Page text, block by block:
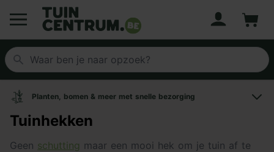
Logo Tuincentrum.be
Planten, bomen & meer met snelle bezorging
Tuinhekken
Geen schutting maar een mooi hek om je tuin af te